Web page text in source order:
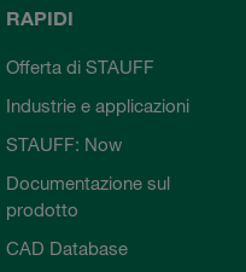
RAPIDI
Offerta di STAUFF
Industrie e applicazioni
STAUFF: Now
Documentazione sul
prodotto
CAD Database